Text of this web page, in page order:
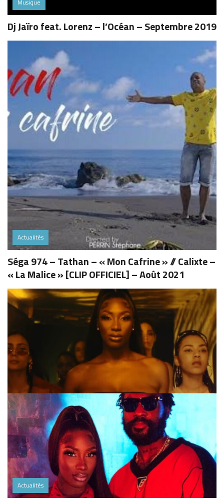
Musique
Dj Jaïro feat. Lorenz – l’Océan – Septembre 2019
Actualités
Séga 974 – Tathan – « Mon Cafrine » // Calixte –
« La Malice » [CLIP OFFICIEL] – Août 2021
Actualités